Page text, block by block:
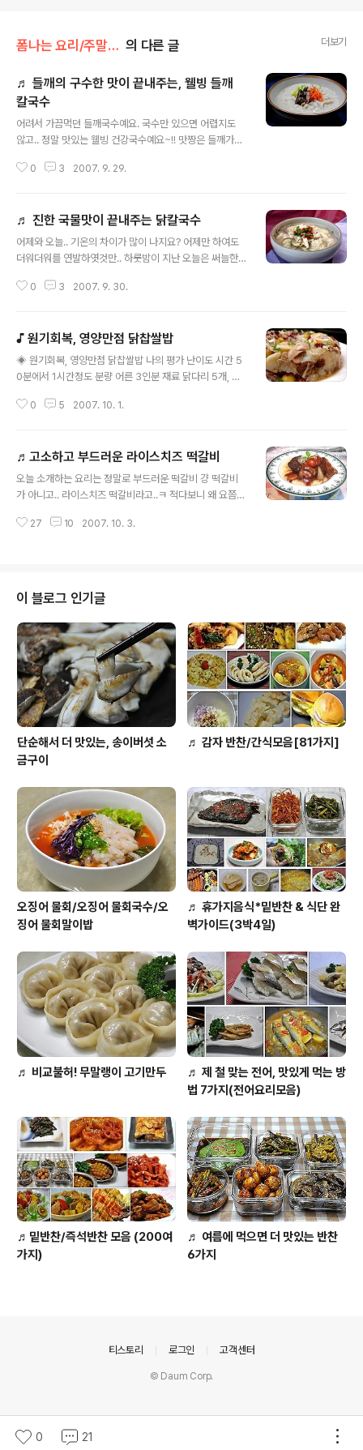
폼나는 요리/주말일품 요리 의 다른 글 더보기
♬ 들깨의 구수한 맛이 끝내주는, 웰빙 들깨
칼국수
어려서 가끔먹던 들깨국수예요. 국수만 있으면 어렵지도
않고.. 정말 맛있는 웰빙 건강국수예요~!! 맛짱은 들깨가루
역활을 톡톡히 하는 들깨가루는 간식으로도 좋아요. 그냥
는 날에도 정말 잘 어울리는 소박하고 맛있는 일품요리랍
니다. ◈ 들깨의 구수한 맛이 끝내주는, 웰빙 들깨국수 ◈
밀가루 반죽을 하여 국수를 만들어 주세요. 국수 만드는 법
반죽하면 3~4인분정도 나와요. 반죽을 할때는 익반죽.. 뜨
0 3 2007. 9. 29.
♬ 진한 국물맛이 끝내주는 닭칼국수
어제와 오늘.. 기온의 차이가 많이 나지요? 어제만 하여도
더워더워를 연발하엿것만.. 하룻밤이 지난 오늘은 써늘한
하고..우리네가 먹는 음식이 아닌가 싶어요. 더울때 시원한
만.. 그 말이 맞는 듯하네요..^^;; ㅎㅎ 그랴서.. 저도 오늘은
국물맛이 끝내주는 닭칼국수를 만들어 보았어요. ◈ 진한
국물맛이 끝내주는 닭칼국수 ◈ [재 료] 닭 반마리(대파, 마
넣고 닭살이 부드러지도록 푹 삶아줍니다. 국물이 뽀얗게
0 3 2007. 9. 30.
♪ 원기회복, 영양만점 닭찹쌀밥
◈ 원기회복, 영양만점 닭찹쌀밥 나의 평가 난이도 시간 5
0분에서 1시간정도 분량 어른 3인분 재료 닭다리 5개, 찹
정도, 마늘 2통, 건포도(기호에 맞게), 실파, 소금, 참기름,
는 소금으로만 간한다. 나만의 요리방법 특별한 요리하나
를 올립니다. ^^ 오늘 올리는 요리는 영양 닭찰밥인데.. 모
임에 가실때 만들어 가면 아주 인기 좋은 그런 요리예요. 닭
기에도 화려하고.. 먹기에도 좋은..ㅎㅎ 물론 맛도 좋답니
0 5 2007. 10. 1.
♬고소하고 부드러운 라이스치즈 떡갈비
오늘 소개하는 요리는 정말로 부드러운 떡갈비 걍 떡갈비
가 아니고.. 라이스치즈 떡갈비라고..ㅋ 적다보니 왜 요쯤에
잘 모르겠다는..^^;; 하여간에 지금 올리는 것은 아주.. 훌륭
분 재료 [떡갈비 재료- 5인분] 소고기 한근, 양파 2분의1
개, 간장 5~6수저, 다진마늘 1수저, 다진파 1수저, 맛술 2
수저, 설탕 3분2수저, 참기름, 후추가루, 빵가루 2분의1컵.
[밥 1인분 기준] 2분의1컵 밥 1공기, 슬라이스치즈 1개 반
~2장 [재료 - 2인분 ] 양파 4분의1개, 마늘..
27 10 2007. 10. 3.
이 블로그 인기글
단순해서 더 맛있는, 송이버섯 소
금구이
♬ 감자 반찬/간식모음[81가지]
오징어 물회/오징어 물회국수/오
징어 물회말이밥
♬ 휴가지음식*밑반찬 & 식단 완
벽가이드(3박4일)
♬ 비교불허! 무말랭이 고기만두
♬ 제 철 맞는 전어, 맛있게 먹는 방
법 7가지(전어요리모음)
♬밑반찬/즉석반찬 모음 (200여
가지)
♬ 여름에 먹으면 더 맛있는 반찬
6가지
0 21
티스토리 로그인 고객센터
© Daum Corp.